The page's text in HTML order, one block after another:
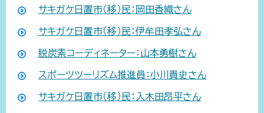
サキガケ日置市（移）民：岡田香織さん
サキガケ日置市（移）民：伊牟田孝弘さん
脱炭素コーディネーター：山本勇樹さん
スポーツツーリズム推進員：小川貴史さん
サキガケ日置市（移）民：入木田昂平さん